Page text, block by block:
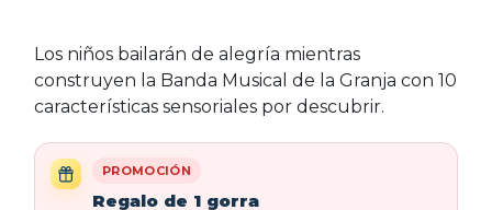
Los niños bailarán de alegría mientras
construyen la Banda Musical de la Granja con 10
características sensoriales por descubrir.
PROMOCIÓN
Regalo de 1 gorra